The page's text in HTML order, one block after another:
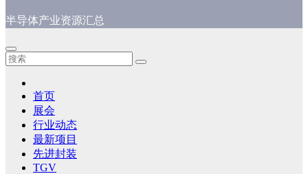
半导体产业资源汇总
首页
展会
行业动态
最新项目
先进封装
TGV